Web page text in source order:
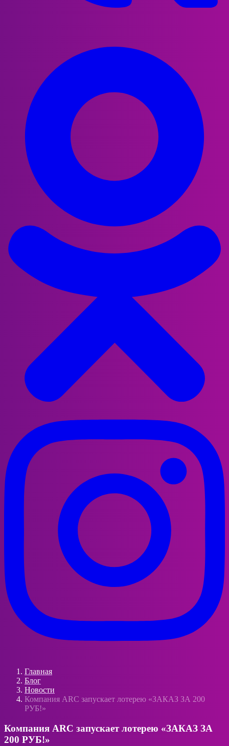
Главная
Блог
Новости
Компания ARC запускает лотерею «ЗАКАЗ ЗА 200
РУБ!»
Компания ARC запускает лотерею «ЗАКАЗ ЗА
200 РУБ!»